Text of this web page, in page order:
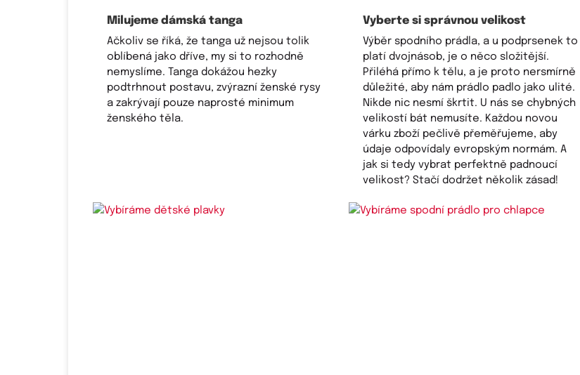
Milujeme dámská tanga
Ačkoliv se říká, že tanga už nejsou tolik
oblíbená jako dříve, my si to rozhodně
nemyslíme. Tanga dokážou hezky
podtrhnout postavu, zvýrazní ženské rysy
a zakrývají pouze naprosté minimum
ženského těla.
Vyberte si správnou velikost
Výběr spodního prádla, a u podprsenek to
platí dvojnásob, je o něco složitější.
Přiléhá přímo k tělu, a je proto nersmírně
důležité, aby nám prádlo padlo jako ulité.
Nikde nic nesmí škrtit. U nás se chybných
velikostí bát nemusíte. Každou novou
várku zboží pečlivě přeměřujeme, aby
údaje odpovídaly evropským normám. A
jak si tedy vybrat perfektně padnoucí
velikost? Stačí dodržet několik zásad!